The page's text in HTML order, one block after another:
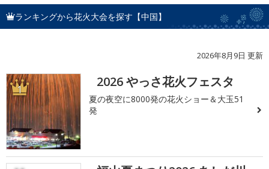
ランキングから花火大会を探す【中国】
2026年8月9日 更新
1 2026 やっさ花火フェスタ
夏の夜空に8000発の花火ショー＆大玉51
発